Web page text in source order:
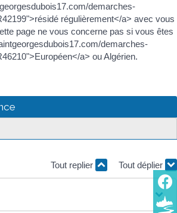
demarches-
régulièrement</a> avec vous
page ne vous concerne pas si vous êtes
demarches-
a> ou Algérien.
Tout replier Tout déplier